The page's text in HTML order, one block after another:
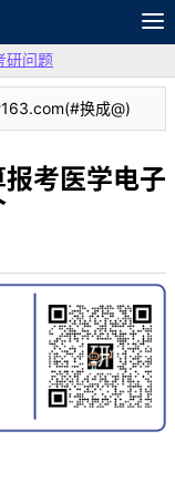
论坛
研问题
换成@)
考医学电子